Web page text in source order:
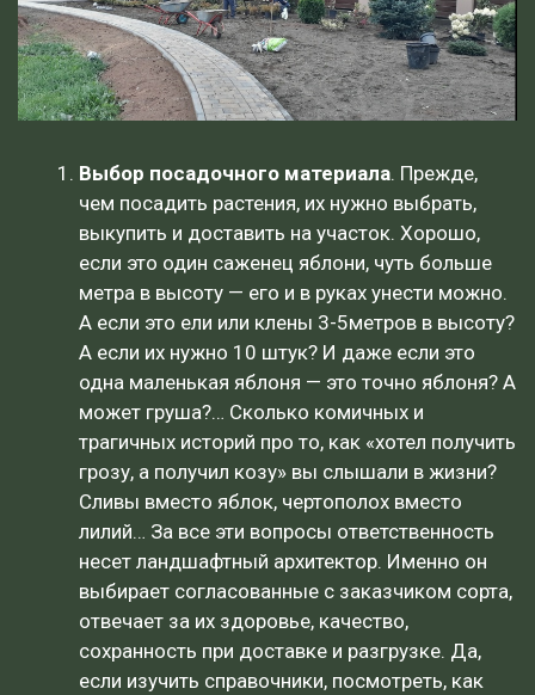
Выбор посадочного материала. Прежде,
чем посадить растения, их нужно выбрать,
выкупить и доставить на участок. Хорошо,
если это один саженец яблони, чуть больше
метра в высоту — его и в руках унести можно.
А если это ели или клены 3-5метров в высоту?
А если их нужно 10 штук? И даже если это
одна маленькая яблоня — это точно яблоня? А
может груша?… Сколько комичных и
трагичных историй про то, как «хотел получить
грозу, а получил козу» вы слышали в жизни?
Сливы вместо яблок, чертополох вместо
лилий… За все эти вопросы ответственность
несет ландшафтный архитектор. Именно он
выбирает согласованные с заказчиком сорта,
отвечает за их здоровье, качество,
сохранность при доставке и разгрузке. Да,
если изучить справочники, посмотреть, как